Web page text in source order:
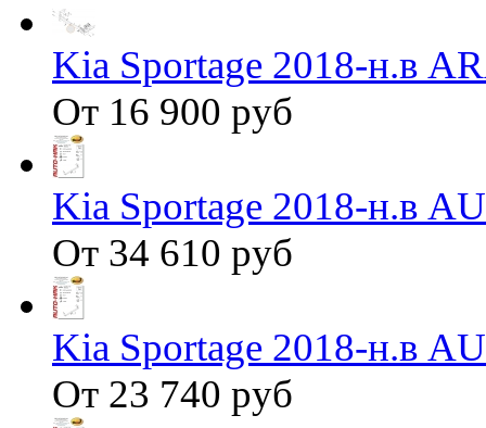
Kia Sportage 2018-н.в
От 16 900 руб
Kia Sportage 2018-н.в
От 34 610 руб
Kia Sportage 2018-н.в
От 23 740 руб